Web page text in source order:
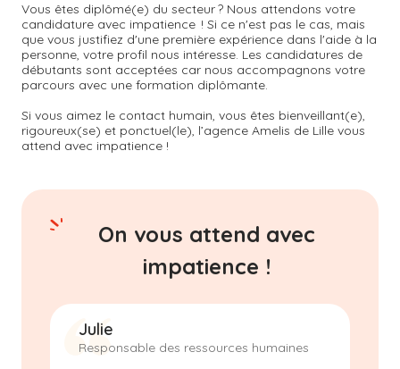
Vous êtes diplômé(e) du secteur ? Nous attendons votre
candidature avec impatience ! Si ce n'est pas le cas, mais
que vous justifiez d'une première expérience dans l'aide à la
personne, votre profil nous intéresse. Les candidatures de
débutants sont acceptées car nous accompagnons votre
parcours avec une formation diplômante.
Si vous aimez le contact humain, vous êtes bienveillant(e),
rigoureux(se) et ponctuel(le), l’agence Amelis de Lille vous
attend avec impatience !
On vous attend avec
impatience !
Julie
Responsable des ressources humaines